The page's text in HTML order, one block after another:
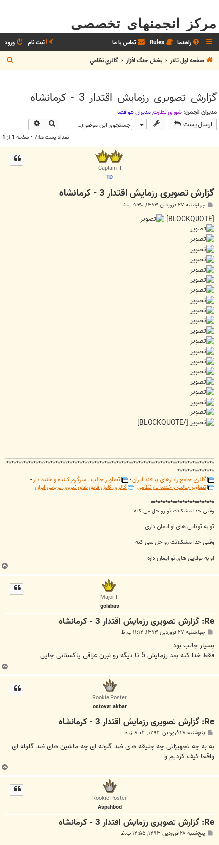
مرکز انجمنهای تخصصی
راهنما Rules تماس با ما ورود
ثبت نام
صفحه اول تالار
بخش جنگ افزار گالري نظامي
س
گزارش تصویری رزمایش اقتدار 3 - کرمانشاه
مدیران انجمن: شوراي نظارت,مديران هوافضا
ارسال پست جستجو
تعداد پست ها:7 • صفحه 1 از 1
Captain II
TD
گزارش تصویری رزمایش اقتدار 3 - کرمانشاه
س
ت
چهارشنبه ۲۷ فروردین ۱۳۹۳, ۹:۳۰ ب.ظ
[BLOCKQUOTE]
[/BLOCKQUOTE]
*************************************************************************************
***************
گالری جامع رادارهای پدافند ایران- تصاویر جالب ، سرگرم کننده و خنده دار -
تصاویر جالب و خنده دار نظامی-
گالری کامل قایق های نیروی دریایی ایران
**************************
وقتی خدا مشکلات تو رو حل می کنه
تو به توانایی های او ایمان داری
وقتی خدا مشکلاتت رو حل نمی کنه
او به توانایی های تو ایمان داره
Major II
golabas
Re: گزارش تصویری رزمایش اقتدار 3 - کرمانشاه
س
ت
چهارشنبه ۲۷ فروردین ۱۳۹۳, ۱۱:۱۲ ب.ظ
بسیار جالب بود
فقط خدا کنه بعد رزمایش 5 تا دیگه رو نبرن عراقی پاکستانی جایی
Rookie Poster
ostovar akbar
Re: گزارش تصویری رزمایش اقتدار 3 - کرمانشاه
س
ت
پنج‌شنبه ۲۸ فروردین ۱۳۹۳, ۸:۰۳ ق.ظ
به به چه تجهیزاتی چه جلیقه های ضد گلوله ای چه ماشین های ضد گلوله ای
واقعا کیف کردیم و
Rookie Poster
Aspahbod
Re: گزارش تصویری رزمایش اقتدار 3 - کرمانشاه
س
پنج‌شنبه ۲۸ فروردین ۱۳۹۳, ۱۲:۵۵ ب.ظ